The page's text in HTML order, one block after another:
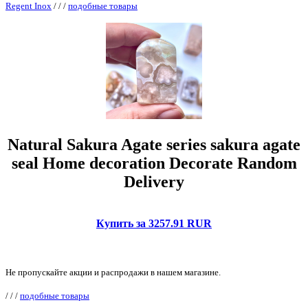
Regent Inox / / / подобные товары
Natural Sakura Agate series sakura agate
seal Home decoration Decorate Random
Delivery
Купить за 3257.91 RUR
Не пропускайте акции и распродажи в нашем магазине.
/ / / подобные товары